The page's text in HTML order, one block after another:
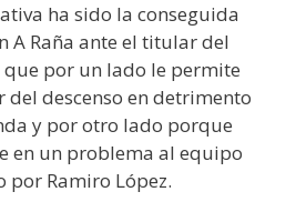
ha sido la conseguida
A Raña ante el titular del
por un lado le permite
descenso en detrimento
y por otro lado porque
en un problema al equipo
Ramiro López.